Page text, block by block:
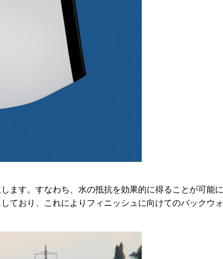
ます。すなわち、水の抵抗を効果的に得ることが可
ており、これによりフィニッシュに向けてのバック